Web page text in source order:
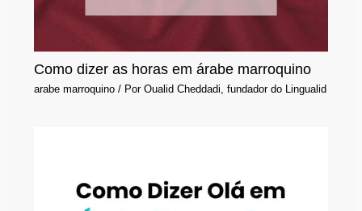
Como dizer as horas em árabe marroquino
arabe marroquino/ Por Oualid Cheddadi, fundador do Lingualid